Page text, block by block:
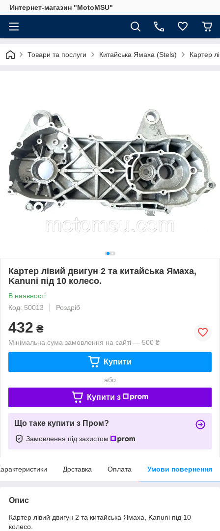
Интернет-магазин "MotoMSU"
Товари та послуги Китайська Ямаха (Stels) Картер
Картер лівий двигун 2 та китайська Ямаха,
Kanuni під 10 колесо.
В наявності
Код: 50013
Роздріб
432 ₴
Мінімальна сума замовлення на сайті — 500 ₴
Купити
або
Купити з
Що таке купити з Пром?
Замовлення під захистом
Доставка Оплата Умови повернення
Опис
Картер лівий двигун 2 та китайська Ямаха, Kanuni під 10
колесо.